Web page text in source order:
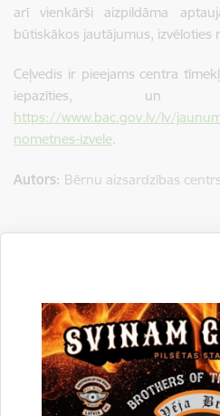
arī vienkārši aizpildāma
būtiskākos jautājumus, izvēloties
Ceļvedis ir pieejams centra
iepazīties, un
https://www.bac.gov.lv/lv/
nometnes-izvele.
Autors: Bērnu aizsardzības centrs
Drukāt lapu
Dalīties